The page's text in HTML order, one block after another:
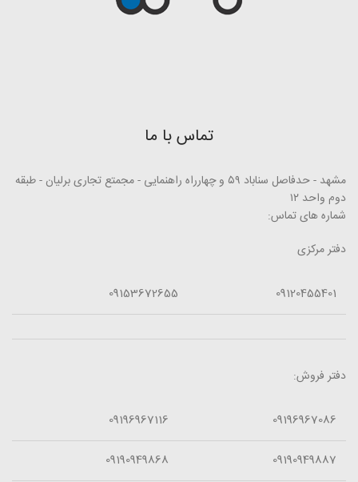
تماس با ما
مشهد - حدفاصل سناباد ۵۹ و چهارراه راهنمایی - مجمتع تجاری برلیان - طبقه
دوم واحد ۱۲
شماره های تماس:
دفتر مرکزی
09120455401
09153672655
دفتر فروش:
09196967086
09196967116
09190949887
09190949868